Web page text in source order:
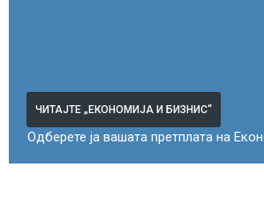
ЧИТАЈТЕ „ЕКОНОМИЈА И БИЗНИС“
Одберете ја вашата претплата на